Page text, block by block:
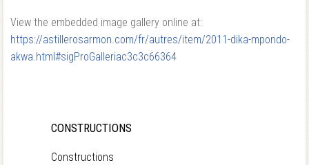
View the embedded image gallery online at:
https://astillerosarmon.com/fr/autres/item/2011-dika-mpondo-
akwa.html#sigProGalleriac3c3c66364
CONSTRUCTIONS
Constructions